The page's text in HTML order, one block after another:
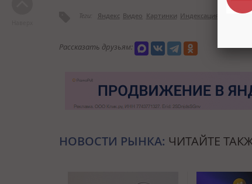
Теги: Яндекс Видео Картинки Индексация
Рассказать друзьям:
НОВОСТИ РЫНКА: ЧИТАЙТЕ